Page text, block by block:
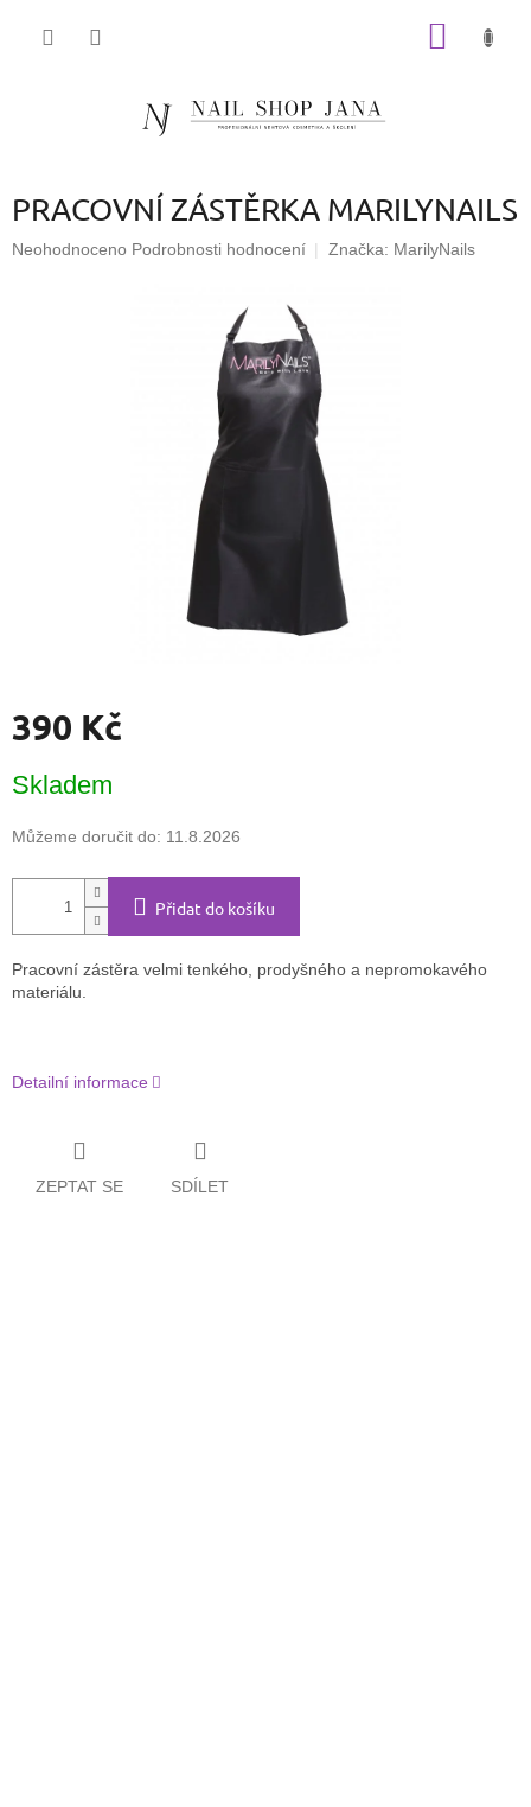
PRACOVNÍ ZÁSTĚRKA MARILYNAILS
Průměrné
Neohodnoceno Podrobnosti hodnocení Značka: MarilyNails
390 Kč
cena:
Skladem
Můžeme doručit do: 11.8.2026
Přidat do košíku
Pracovní zástěra velmi tenkého, prodyšného a nepromokavého
materiálu.
Detailní informace
ZEPTAT SE SDÍLET